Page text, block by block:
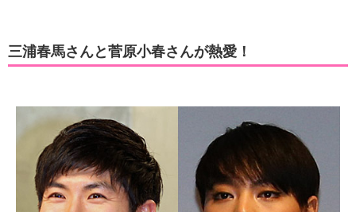
三浦春馬さんと菅原小春さんが熱愛！